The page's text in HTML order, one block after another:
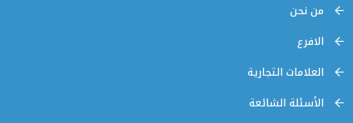
من نحن
الافرع
العلامات التجارية
الأسئلة الشائعة